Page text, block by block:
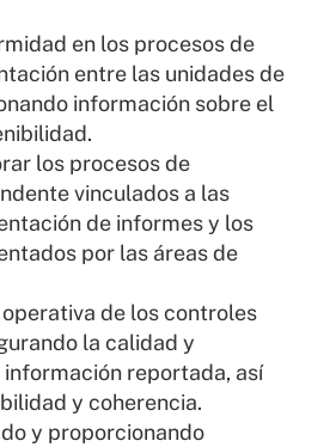
en los procesos de
entre las unidades de
información sobre el
los procesos de
vinculados a las
de informes y los
por las áreas de
de los controles
la calidad y
reportada, así
y coherencia.
y proporcionando